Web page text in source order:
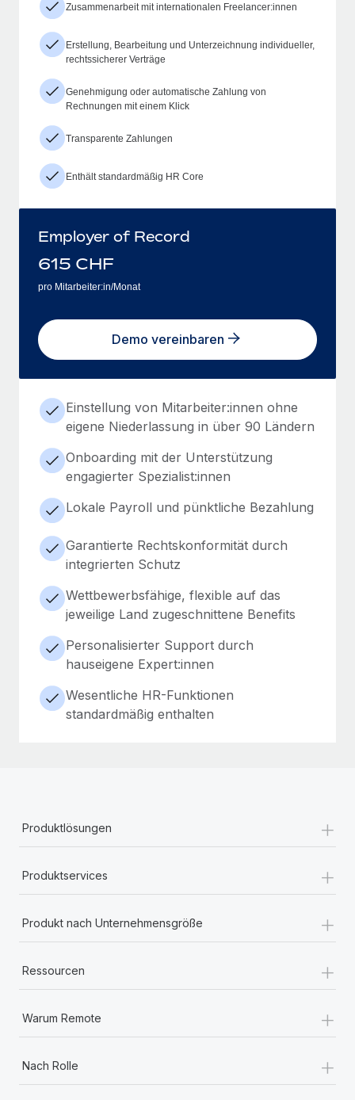
Zusammenarbeit mit internationalen Freelancer:innen
Erstellung, Bearbeitung und Unterzeichnung individueller,
rechtssicherer Verträge
Genehmigung oder automatische Zahlung von
Rechnungen mit einem Klick
Transparente Zahlungen
Enthält standardmäßig HR Core
Employer of Record
615 CHF
pro Mitarbeiter:in/Monat
Demo vereinbaren
Einstellung von Mitarbeiter:innen ohne
eigene Niederlassung in über 90 Ländern
Onboarding mit der Unterstützung
engagierter Spezialist:innen
Lokale Payroll und pünktliche Bezahlung
Garantierte Rechtskonformität durch
integrierten Schutz
Wettbewerbsfähige, flexible auf das
jeweilige Land zugeschnittene Benefits
Personalisierter Support durch
hauseigene Expert:innen
Wesentliche HR-Funktionen
standardmäßig enthalten
Produktlösungen +
Produktservices +
Produkt nach Unternehmensgröße +
Ressourcen +
Warum Remote +
Nach Rolle
+